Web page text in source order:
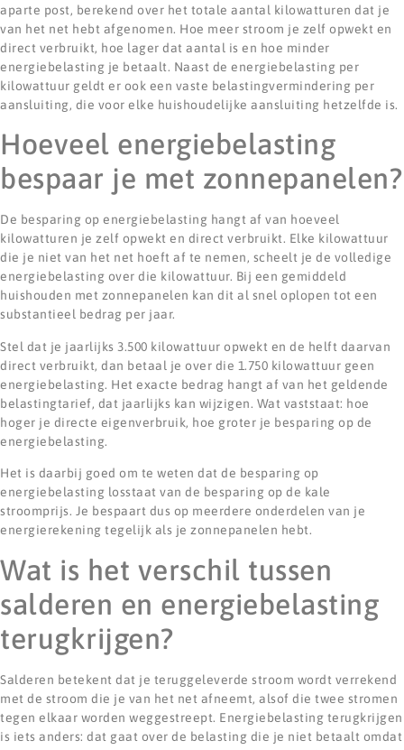
aparte post, berekend over het totale aantal kilowatturen dat je
van het net hebt afgenomen. Hoe meer stroom je zelf opwekt en
direct verbruikt, hoe lager dat aantal is en hoe minder
energiebelasting je betaalt. Naast de energiebelasting per
kilowattuur geldt er ook een vaste belastingvermindering per
aansluiting, die voor elke huishoudelijke aansluiting hetzelfde is.
Hoeveel energiebelasting
bespaar je met zonnepanelen?
De besparing op energiebelasting hangt af van hoeveel
kilowatturen je zelf opwekt en direct verbruikt. Elke kilowattuur
die je niet van het net hoeft af te nemen, scheelt je de volledige
energiebelasting over die kilowattuur. Bij een gemiddeld
huishouden met zonnepanelen kan dit al snel oplopen tot een
substantieel bedrag per jaar.
Stel dat je jaarlijks 3.500 kilowattuur opwekt en de helft daarvan
direct verbruikt, dan betaal je over die 1.750 kilowattuur geen
energiebelasting. Het exacte bedrag hangt af van het geldende
belastingtarief, dat jaarlijks kan wijzigen. Wat vaststaat: hoe
hoger je directe eigenverbruik, hoe groter je besparing op de
energiebelasting.
Het is daarbij goed om te weten dat de besparing op
energiebelasting losstaat van de besparing op de kale
stroomprijs. Je bespaart dus op meerdere onderdelen van je
energierekening tegelijk als je zonnepanelen hebt.
Wat is het verschil tussen
salderen en energiebelasting
terugkrijgen?
Salderen betekent dat je teruggeleverde stroom wordt verrekend
met de stroom die je van het net afneemt, alsof die twee stromen
tegen elkaar worden weggestreept. Energiebelasting terugkrijgen
is iets anders: dat gaat over de belasting die je niet betaalt omdat